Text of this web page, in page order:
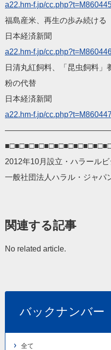
a22.hm-f.jp/cc.php?t=M
福島産米、再生の歩み続け
日本経済新聞
a22.hm-f.jp/cc.php?t=M
日清丸紅飼料、「昆虫飼料
粉の代替
日本経済新聞
a22.hm-f.jp/cc.php?t=M
——————————
2012年10月設立・ハラール
一般社団法人ハラル・ジャパ
関連する記事
No related article.
バックナンバー
全て